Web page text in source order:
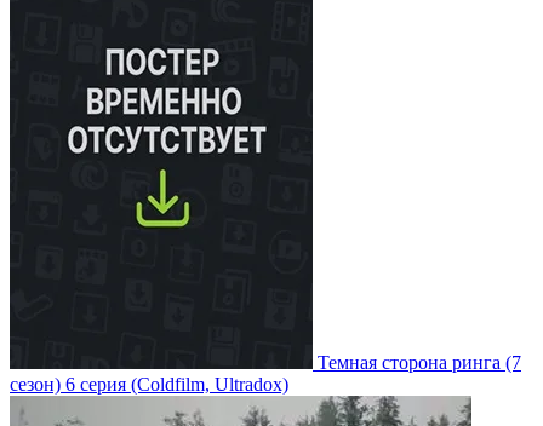
Темная сторона ринга (7
сезон) 6 серия (Coldfilm, Ultradox)